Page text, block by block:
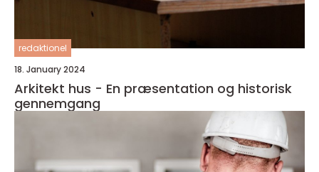
redaktionel
18. January 2024
Arkitekt hus - En præsentation og historisk
gennemgang